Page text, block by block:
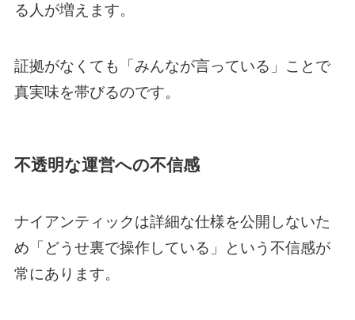
る人が増えます。
証拠がなくても「みんなが言っている」ことで
真実味を帯びるのです。
不透明な運営への不信感
ナイアンティックは詳細な仕様を公開しないた
め「どうせ裏で操作している」という不信感が
常にあります。